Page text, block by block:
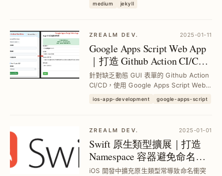
遺失風險與滾動卡頓問題，實現免費且穩
medium jekyll
ZREALM DEV. 2025-01-11
Google Apps Script Web App
｜打造 Github Action CI/CD
自訂表單提升開發效率
針對缺乏動態 GUI 表單的 Github Action
CI/CD，使用 Google Apps Script Web
API 自動取得分支並觸發工作流程，並整
ios-app-development google-apps-script
ZREALM DEV. 2025-01-01
Swift 原生類型擴展｜打造
Namespace 容器避免命名衝
突，提升模組化維護性
iOS 開發中擴充原生類型常導致命名衝突